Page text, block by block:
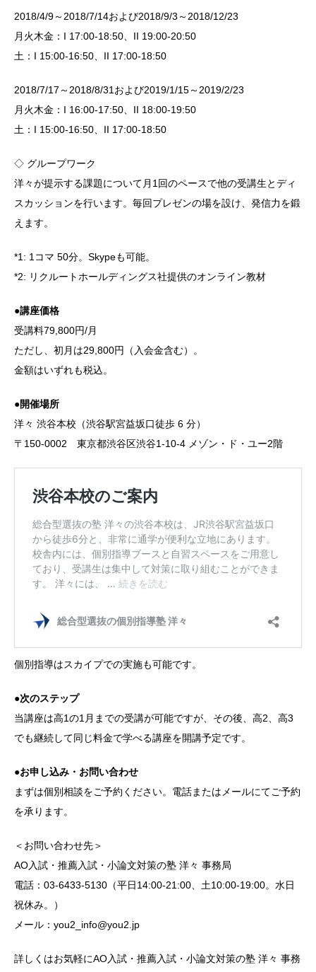
2018/4/9～2018/7/14および2018/9/3～2018/12/23
月火木金：I 17:00-18:50、II 19:00-20:50
土：I 15:00-16:50、II 17:00-18:50
2018/7/17～2018/8/31および2019/1/15～2019/2/23
月火木金：I 16:00-17:50、II 18:00-19:50
土：I 15:00-16:50、II 17:00-18:50
◇ グループワーク
洋々が提示する課題について月1回のペースで他の受講生とディ
スカッションを行います。毎回プレゼンの場を設け、発信力を鍛
えます。
*1: 1コマ 50分。Skypeも可能。
*2: リクルートホールディングス社提供のオンライン教材
●講座価格
受講料79,800円/月
ただし、初月は29,800円（入会金含む）。
金額はいずれも税込。
●開催場所
洋々 渋谷本校（渋谷駅宮益坂口徒歩 6 分）
〒150-0002 東京都渋谷区渋谷1-10-4 メゾン・ド・ユー2階
個別指導はスカイプでの実施も可能です。
●次のステップ
当講座は高1の1月までの受講が可能ですが、その後、高2、高3
でも継続して同じ料金で学べる講座を開講予定です。
●お申し込み・お問い合わせ
まずは個別相談をご予約ください。電話またはメールにてご予約
を承ります。
＜お問い合わせ先＞
AO入試・推薦入試・小論文対策の塾 洋々 事務局
電話：03-6433-5130（平日14:00-21:00、土10:00-19:00。水日
祝休み。）
メール：you2_info@you2.jp
詳しくはお気軽にAO入試・推薦入試・小論文対策の塾 洋々 事務